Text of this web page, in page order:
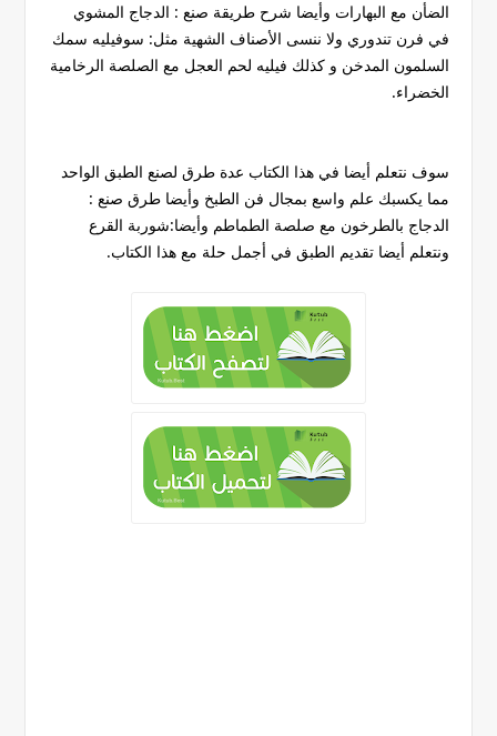
الضأن مع البهارات وأيضا شرح طريقة صنع : الدجاج المشوي
في فرن تندوري ولا ننسى الأصناف الشهية مثل: سوفيليه سمك
السلمون المدخن و كذلك فيليه لحم العجل مع الصلصة الرخامية
الخضراء.
سوف نتعلم أيضا في هذا الكتاب عدة طرق لصنع الطبق الواحد
مما يكسبك علم واسع بمجال فن الطبخ وأيضا طرق صنع :
الدجاج بالطرخون مع صلصة الطماطم وأيضا:شوربة القرع
ونتعلم أيضا تقديم الطبق في أجمل حلة مع هذا الكتاب.